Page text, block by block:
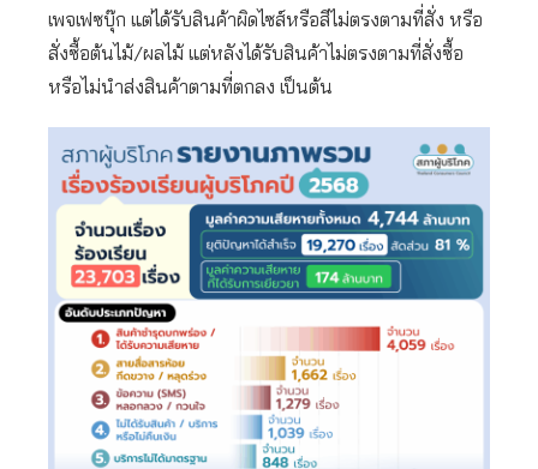
เพจเฟซบุ๊ก แต่ได้รับสินค้าผิดไซส์หรือสีไม่ตรงตามที่สั่ง หรือ
สั่งซื้อต้นไม้/ผลไม้ แต่หลังได้รับสินค้าไม่ตรงตามที่สั่งซื้อ
หรือไม่นำส่งสินค้าตามที่ตกลง เป็นต้น